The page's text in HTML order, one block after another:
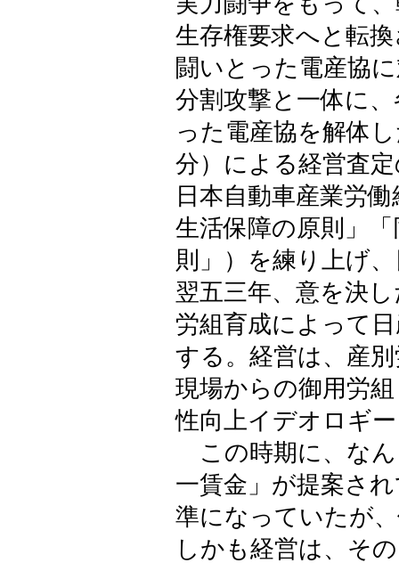
生存権要求へと転
闘いとった電産協
分割攻撃と一体に
った電産協を解体
分）による経営査
日本自動車産業労
生活保障の原則」
則」）を練り上げ
翌五三年、意を決
労組育成によって
する。経営は、産
現場からの御用労
性向上イデオロギ
この時期に、なん
一賃金」が提案さ
準になっていたが
しかも経営は、そ